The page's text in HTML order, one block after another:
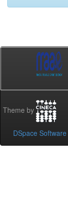
Theme by
DSpace Software